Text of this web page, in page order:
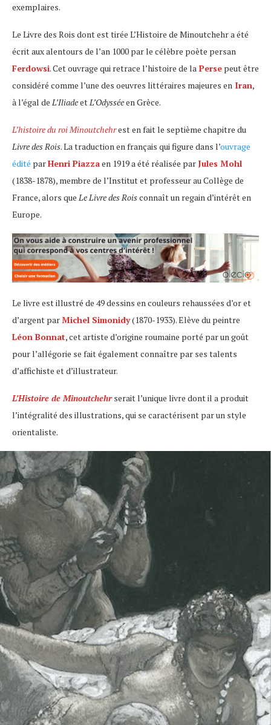
exemplaires.
Le Livre des Rois dont est tirée L’Histoire de Minoutchehr a été
écrit aux alentours de l’an 1000 par le célèbre poète persan
Ferdowsi. Cet ouvrage qui retrace l’histoire de la Perse peut être
considéré comme l’une des oeuvres littéraires majeures en Iran,
à l’égal de L’Iliadeet L’Odysséeen Grèce.
L’histoire du roi Minoutchehrest en fait le septième chapitre du
Livre des Rois. La traduction en français qui figure dans l’ouvrage
édité parHenri Piazzaen 1919 a été réalisée par Jules Mohl
(1838-1878), membre de l’Institut et professeur au Collège de
France, alors que Le Livre des Roisconnaît un regain d’intérêt en
Europe.
Le livre est illustré de 49 dessins en couleurs rehaussées d’or et
d’argent parMichel Simonidy(1870-1933). Elève du peintre
Léon Bonnat, cet artiste d’origine roumaine porté par un goût
pour l’allégorie se fait également connaître par ses talents
d’affichiste et d’illustrateur.
L’Histoire de Minoutchehrserait l’unique livre dont il a produit
l’intégralité des illustrations, qui se caractérisent par un style
orientaliste.